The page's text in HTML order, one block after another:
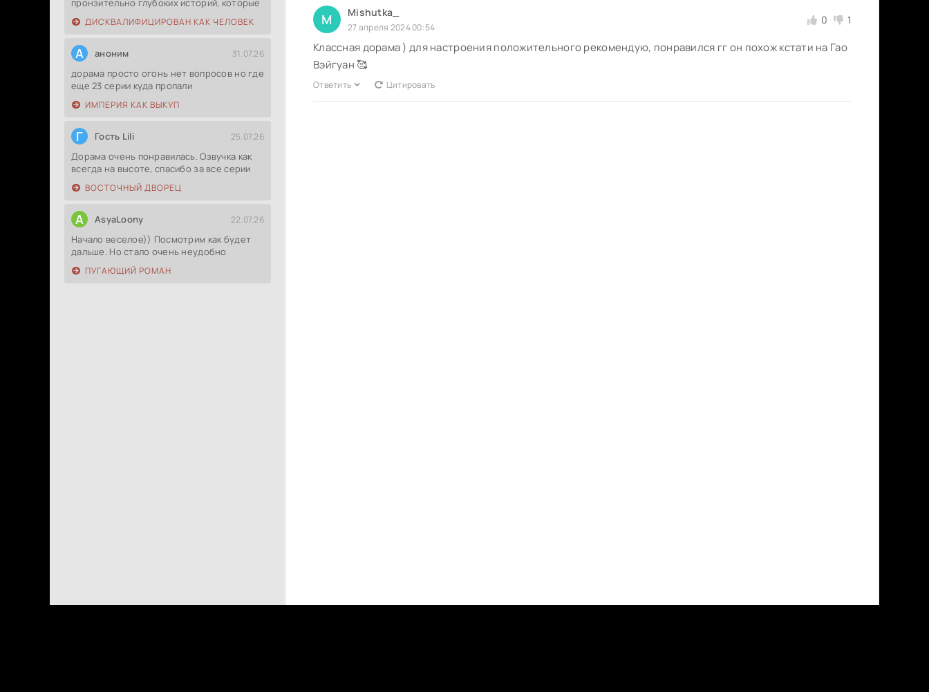
пронзительно глубоких историй, которые
ДИСКВАЛИФИЦИРОВАН КАК ЧЕЛОВЕК
А аноним 31.07.26
дорама просто огонь нет вопросов но где
еще 23 серии куда пропали
ИМПЕРИЯ КАК ВЫКУП
Г Гость Lili 25.07.26
Дорама очень понравилась. Озвучка как
всегда на высоте, спасибо за все серии
ВОСТОЧНЫЙ ДВОРЕЦ
A AsyaLoony 22.07.26
Начало веселое)) Посмотрим как будет
дальше. Но стало очень неудобно
ПУГАЮЩИЙ РОМАН
M Mishutka_
27 апреля 2024 00:54
0 1
Классная дорама ) для настроения положительного рекомендую, понравился гг он похож кстати на Гао
Вэйгуан 🥰
Ответить Цитировать